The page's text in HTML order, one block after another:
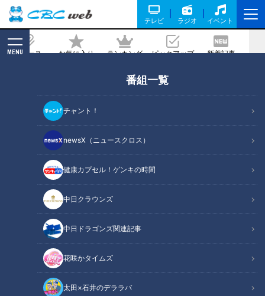
テレビ ラジオ イベント
ニュース お気に入り ランキング ピックアップ 新着記事
MENU
番組一覧
チャント！
newsX（ニュースクロス）
健康カプセル！ゲンキの時間
中日クラウンズ
中日ドラゴンズ関連記事
花咲かタイムズ
太田×石井のデララバ
ンコックのCなし』をいただきます！
【愛されフード】
記事に戻る